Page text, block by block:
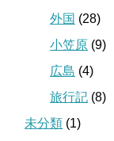
外国 (28)
小笠原 (9)
広島 (4)
旅行記 (8)
未分類 (1)